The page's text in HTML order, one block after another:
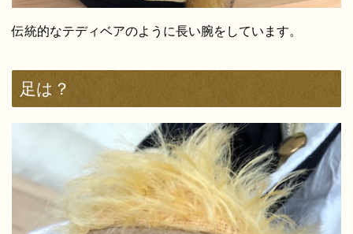
伝統的なテディベアのように長い腕をしています。
足は？